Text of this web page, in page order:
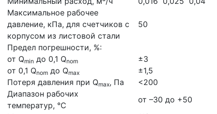
Максимальное рабочее
давление, кПа, для счетчиков с
корпусом из листовой стали
50
Предел погрешности, %:
от Qmin до 0,1 Qnom
±3
от 0,1 Qnom до Qmax
±1,5
Потеря давления при Qmax, Па
<200
Диапазон рабочих
температур, °С
от –30 до +50